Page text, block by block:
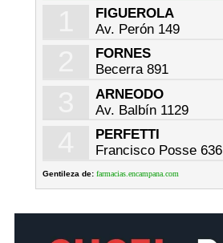
FIGUEROLA
Av. Perón 149
FORNES
Becerra 891
ARNEODO
Av. Balbín 1129
PERFETTI
Francisco Posse 636
Gentileza de: farmacias.encampana.com